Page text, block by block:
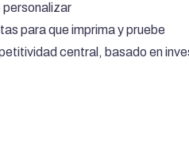
personalizar
para que imprima y pruebe
central, basado en